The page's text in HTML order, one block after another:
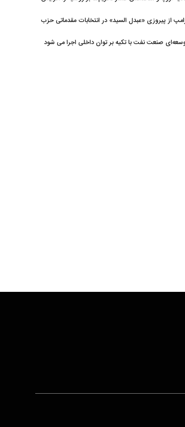
از پیروزی «عبدل السید» در انتخابات مقدماتی حزب
صنعت نفت با تکیه بر توان داخلی اجرا می شود